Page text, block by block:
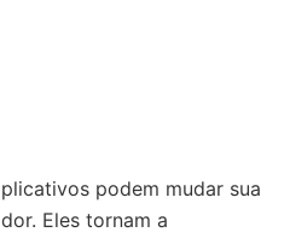
podem mudar sua
Eles tornam a